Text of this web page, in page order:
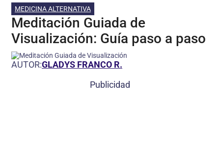
MEDICINA ALTERNATIVA
Meditación Guiada de
Visualización: Guía paso a paso
AUTOR:GLADYS FRANCO R.
Publicidad